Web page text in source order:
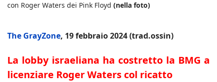
con Roger Waters dei Pink Floyd (nella foto)
The GrayZone, 19 febbraio 2024 (trad.ossin)
La lobby israeliana ha costretto la BMG a
licenziare Roger Waters col ricatto